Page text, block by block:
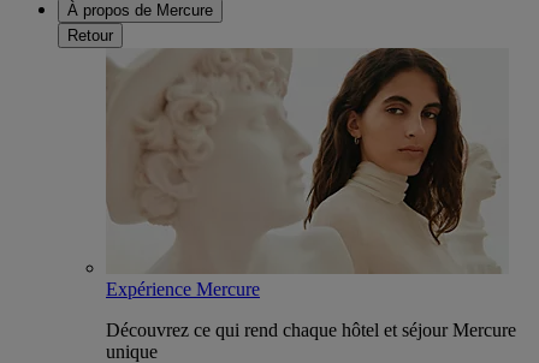
À propos de Mercure
Retour
Expérience Mercure
Découvrez ce qui rend chaque hôtel et séjour Mercure
unique